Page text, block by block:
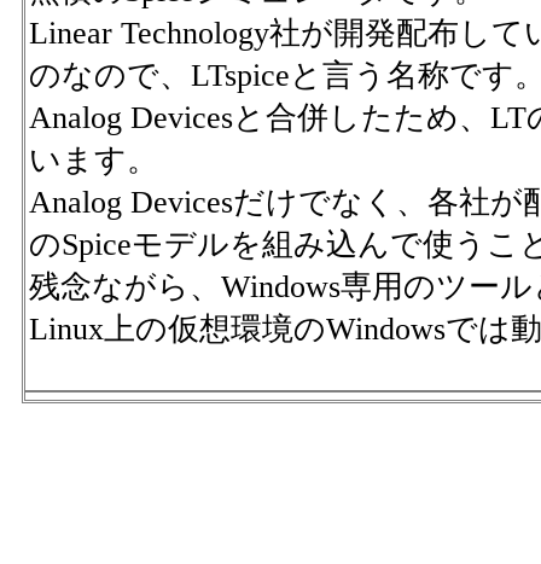
Linear Technology社が開発配布して
のなので、LTspiceと言う名称です
Analog Devicesと合併したため、
います。
Analog Devicesだけでなく、各社が
のSpiceモデルを組み込んで使うこ
残念ながら、Windows専用のツー
Linux上の仮想環境のWindowsでは